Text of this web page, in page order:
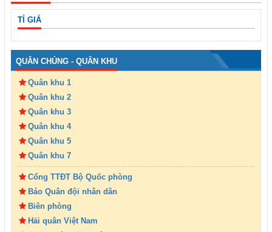
TỈ GIÁ
QUÂN CHỦNG - QUÂN KHU
Quân khu 1
Quân khu 2
Quân khu 3
Quân khu 4
Quân khu 5
Quân khu 7
Cổng TTĐT Bộ Quốc phòng
Báo Quân đội nhân dân
Biên phòng
Hải quân Việt Nam